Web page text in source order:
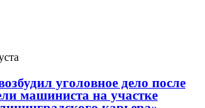
уголовное дело после
машиниста на участке